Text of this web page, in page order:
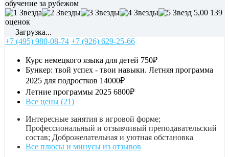
обучение за рубежом
5,00 139
оценок
Загрузка...
+7 (495) 980-08-74 +7 (926) 629-25-66
Курс немецкого языка для детей 750₽
Бункер: твой успех - твои навыки. Летняя программа
2025 для подростков 14000₽
Летние программы 2025 6800₽
Все цены (21)
Интересные занятия в игровой форме;
Профессиональный и отзывчивый преподавательский
состав; Доброжелательная и уютная обстановка
Все плюсы и минусы из отзывов